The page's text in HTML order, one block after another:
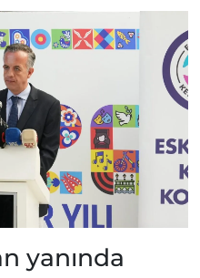
yanında